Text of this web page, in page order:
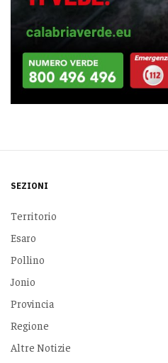
SEZIONI
Territorio
Esaro
Pollino
Jonio
Provincia
Regione
Altre Notizie